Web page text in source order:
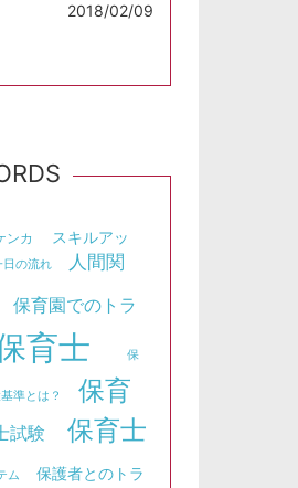
2018/02/09
ンカ
スキルアッ
日の流れ
人間関
保育園でのトラ
育士 保
準とは？
保育
試験
保育士
ム
保護者とのトラ